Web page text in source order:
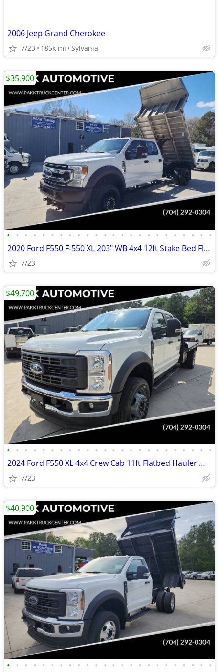
2006 Jeep Grand Cherokee
7/23 185k mi Sylvania
• • • • • • • • • • • • • • • • • • • • • • • •
2020 Ford F550 F-550 XL 203" WB 4x4 12ft Stake Bed Flatbed Dump Truck
7/23
$35,900
• • • • • • • • • • • • • • • • • • • • • • • •
2024 Ford F550 XL 4x4 Crew Cab 11ft Flatbed Hauler Work Bed Farm Truck
7/23
$49,700
• • • • • • • • • • • • • • • • • • • • • • • •
$40,900